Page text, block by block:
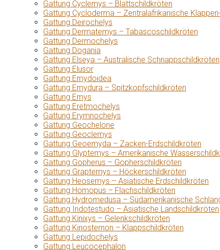
Gattung Cyclemys – Blattschildkröten
Gattung Cycloderma – Zentralafrikanische
Gattung Deirochelys
Gattung Dermatemys – Tabascoschildkröten
Gattung Dermochelys
Gattung Dogania
Gattung Elseya – Australische Schnappschildkröten
Gattung Elusor
Gattung Emydoidea
Gattung Emydura – Spitzkopfschildkröten
Gattung Emys
Gattung Eretmochelys
Gattung Erymnochelys
Gattung Geochelone
Gattung Geoclemys
Gattung Geoemyda – Zacken-Erdschildkröten
Gattung Glyptemys – Amerikanische
Gattung Gopherus – Gopherschildkröten
Gattung Graptemys – Höckerschildkröten
Gattung Heosemys – Asiatische Erdschildkröten
Gattung Homopus – Flachschildkröten
Gattung Hydromedusa – Südamerikanische
Gattung Indotestudo – Asiatische Landschildkröten
Gattung Kinixys – Gelenkschildkröten
Gattung Kinosternon – Klappschildkröten
Gattung Lepidochelys
Gattung Leucocephalon